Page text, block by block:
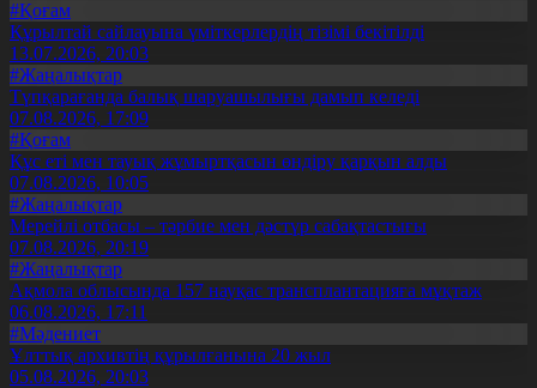
#Қоғам
Құрылтай сайлауына үміткерлердің тізімі бекітілді
13.07.2026, 20:03
#Жаңалықтар
Түпқарағанда балық шаруашылығы дамып келеді
07.08.2026, 17:09
#Қоғам
Құс еті мен тауық жұмыртқасын өндіру қарқын алды
07.08.2026, 10:05
#Жаңалықтар
Мерейлі отбасы – тәрбие мен дәстүр сабақтастығы
07.08.2026, 20:19
#Жаңалықтар
Ақмола облысында 157 науқас трансплантацияға мұқтаж
06.08.2026, 17:11
#Мәдениет
Ұлттық архивтің құрылғанына 20 жыл
05.08.2026, 20:03